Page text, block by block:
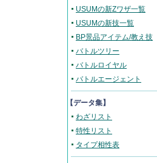
USUMの新Zワザ一覧
USUMの新技一覧
BP景品アイテム/教え技
バトルツリー
バトルロイヤル
バトルエージェント
【データ集】
わざリスト
特性リスト
タイプ相性表